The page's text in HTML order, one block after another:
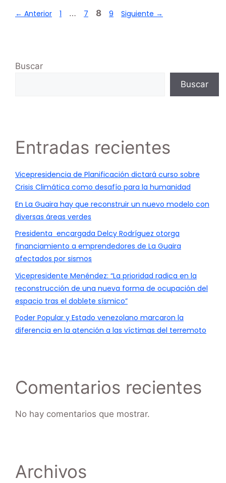
← Anterior 1 … 7 8 9 Siguiente →
Buscar
Buscar
Entradas recientes
Vicepresidencia de Planificación dictará curso sobre
Crisis Climática como desafío para la humanidad
En La Guaira hay que reconstruir un nuevo modelo con
diversas áreas verdes
Presidenta encargada Delcy Rodríguez otorga
financiamiento a emprendedores de La Guaira
afectados por sismos
Vicepresidente Menéndez: “La prioridad radica en la
reconstrucción de una nueva forma de ocupación del
espacio tras el doblete sísmico”
Poder Popular y Estado venezolano marcaron la
diferencia en la atención a las víctimas del terremoto
Comentarios recientes
No hay comentarios que mostrar.
Archivos